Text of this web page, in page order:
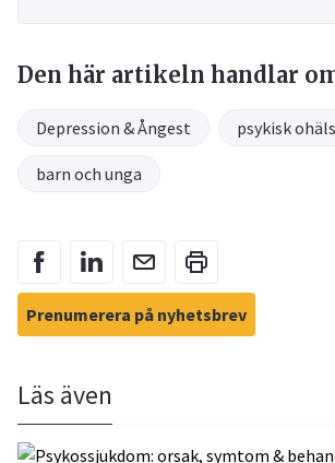
Den här artikeln handlar
Depression & Ångest psykisk
barn och unga
Prenumerera på nyhetsbrev
Läs även